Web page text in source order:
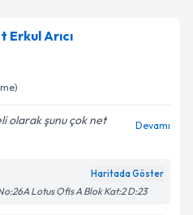
Erkul Arıcı
olarak şunu çok net
Devamı
Haritada Göster
Lotus Ofis A Blok Kat:2 D:23